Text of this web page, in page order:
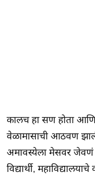
कालच हा सण होता आणि
वेळामासाची आठवण
अमावस्येला मेसवर जेवणं
विद्यार्थी,